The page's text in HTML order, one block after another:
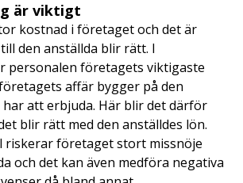
är viktigt
kostnad i företaget och det är
den anställda blir rätt. I
personalen företagets viktigaste
affär bygger på den
att erbjuda. Här blir det därför
blir rätt med den anställdes lön.
riskerar företaget stort missnöje
och det kan även medföra negativa